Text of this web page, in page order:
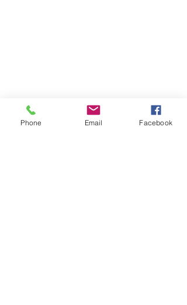
Phone Email Facebook